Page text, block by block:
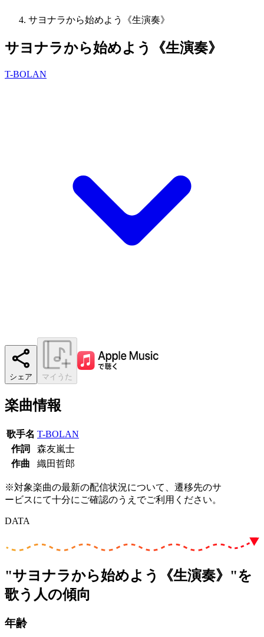
サヨナラから始めよう《生演奏》
サヨナラから始めよう《生演奏》
T-BOLAN
シェア マイうた
楽曲情報
歌手名 T-BOLAN
作詞
森友嵐士
作曲
織田哲郎
※対象楽曲の最新の配信状況について、遷移先のサ
ービスにて十分にご確認のうえでご利用ください。
DATA
"サヨナラから始めよう《生演奏》"を
歌う人の傾向
年齢